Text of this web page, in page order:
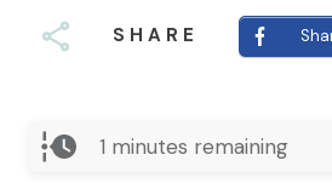
SHARE
1 minutes remaining